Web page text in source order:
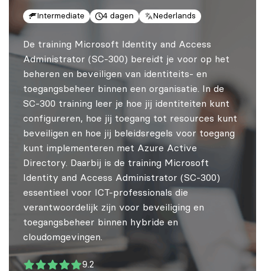
Intermediate 4 dagen Nederlands
De training Microsoft Identity and Access
Administrator (SC-300) bereidt je voor op het
beheren en beveiligen van identiteits- en
toegangsbeheer binnen een organisatie. In de
SC-300 training leer je hoe jij identiteiten kunt
configureren, hoe jij toegang tot resources kunt
beveiligen en hoe jij beleidsregels voor toegang
kunt implementeren met Azure Active
Directory. Daarbij is de training Microsoft
Identity and Access Administrator (SC-300)
essentieel voor ICT-professionals die
verantwoordelijk zijn voor beveiliging en
toegangsbeheer binnen hybride en
cloudomgevingen.
9.2